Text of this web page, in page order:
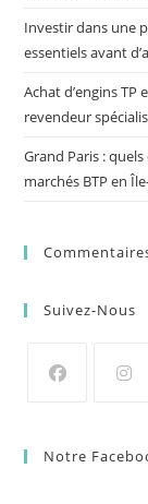
Investir dans une
essentiels avant
Achat d’engins
revendeur
Grand Paris :
marchés BTP en
Suivez-Nous
Notre